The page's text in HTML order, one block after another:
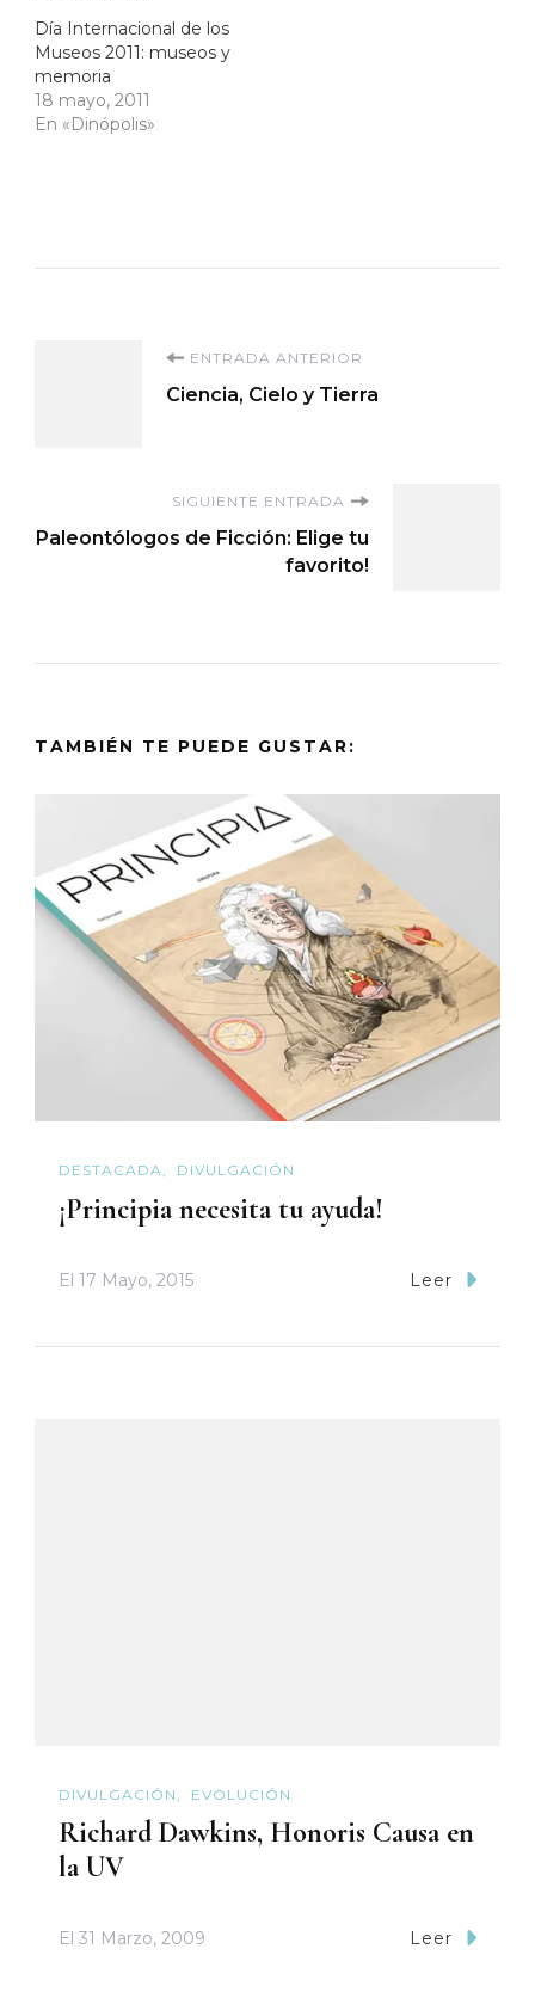
Día Internacional de los
Museos 2011: museos y
memoria
18 mayo, 2011
En «Dinópolis»
Navegación
entradas
ENTRADA ANTERIOR
Ciencia, Cielo y Tierra
SIGUIENTE ENTRADA
Paleontólogos de Ficción: Elige tu
favorito!
TAMBIÉN TE PUEDE GUSTAR:
DESTACADA DIVULGACIÓN
¡Principia necesita tu ayuda!
El 17 Mayo, 2015 Leer
DIVULGACIÓN EVOLUCIÓN
Richard Dawkins, Honoris Causa en
la UV
El 31 Marzo, 2009 Leer